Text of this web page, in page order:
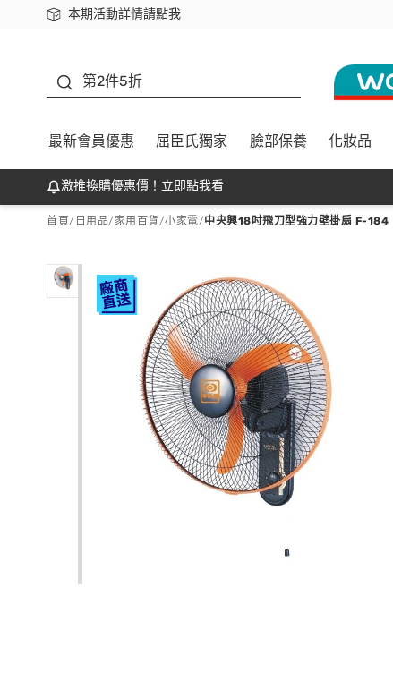
本期活動詳情請點我
下載app最高回饋$350
第2件5折
最新會員優惠 屈臣氏獨家 臉部保養 化妝品
激推換購優惠價！立即點我看
首頁/ 日用品/ 家用百貨/小家電/中央興18吋飛刀型強力壁掛扇 F-184